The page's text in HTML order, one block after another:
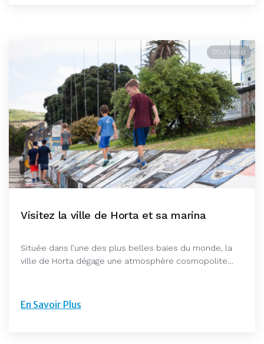
©Our Island
Visitez la ville de Horta et sa marina
Située dans l’une des plus belles baies du monde, la
ville de Horta dégage une atmosphère cosmopolite…
En Savoir Plus